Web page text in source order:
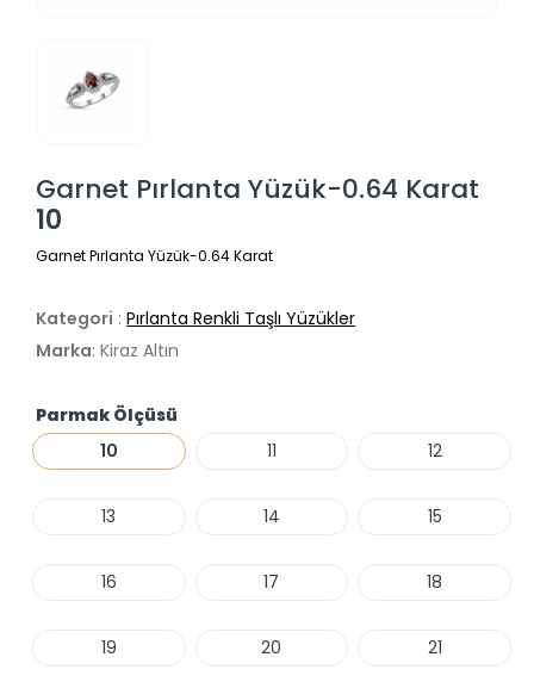
Garnet Pırlanta Yüzük-0.64 Karat
10
Garnet Pırlanta Yüzük-0.64 Karat
Kategori : Pırlanta Renkli Taşlı Yüzükler
Marka: Kiraz Altın
Parmak Ölçüsü
10
11 12
13 14 15
16 17 18
19 20 21